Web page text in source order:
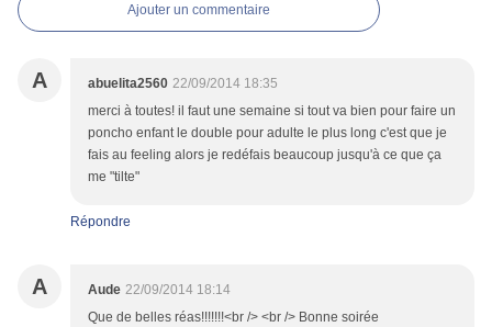
Ajouter un commentaire
A abuelita2560 22/09/2014 18:35
merci à toutes! il faut une semaine si tout va bien pour faire un
poncho enfant le double pour adulte le plus long c'est que je
fais au feeling alors je redéfais beaucoup jusqu'à ce que ça
me "tilte"
Répondre
A Aude 22/09/2014 18:14
Que de belles réas!!!!!!!<br /> <br /> Bonne soirée